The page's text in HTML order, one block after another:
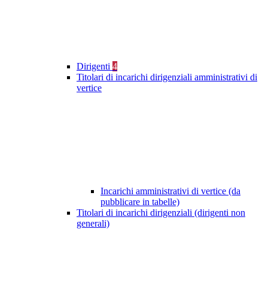
Dirigenti 4
Titolari di incarichi dirigenziali amministrativi di
vertice
Incarichi amministrativi di vertice (da
pubblicare in tabelle)
Titolari di incarichi dirigenziali (dirigenti non
generali)